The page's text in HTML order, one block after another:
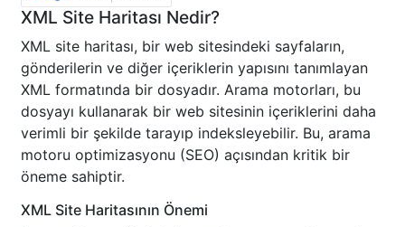
XML Site Haritası Nedir?
XML site haritası, bir web sitesindeki sayfaların,
gönderilerin ve diğer içeriklerin yapısını tanımlayan
XML formatında bir dosyadır. Arama motorları, bu
dosyayı kullanarak bir web sitesinin içeriklerini daha
verimli bir şekilde tarayıp indeksleyebilir. Bu, arama
motoru optimizasyonu (SEO) açısından kritik bir
öneme sahiptir.
XML Site Haritasının Önemi